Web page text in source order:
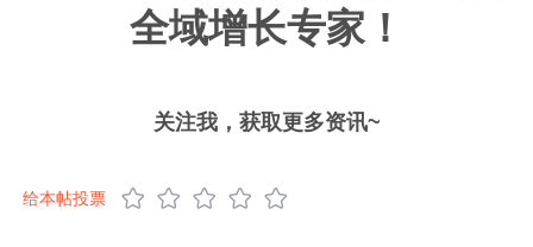
全域增长专家！
关注我，获取更多资讯~
给本帖投票